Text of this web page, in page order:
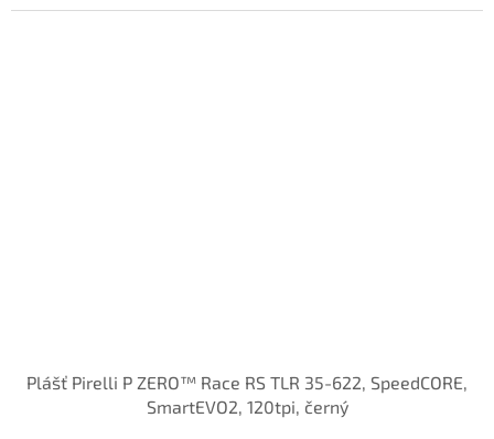
Plášť Pirelli P ZERO™ Race RS TLR 35-622, SpeedCORE,
SmartEVO2, 120tpi, černý